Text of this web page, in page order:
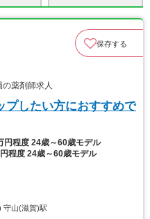
保存する
薬剤師求人
プしたい方におすすめで
円程度 24歳～60歳モデル
程度 24歳～60歳モデル
守山(滋賀)駅